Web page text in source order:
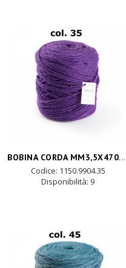
BOBINA CORDA MM3,5X470MT-viola
Codice: 1150.9904.35
Disponibilità: 9